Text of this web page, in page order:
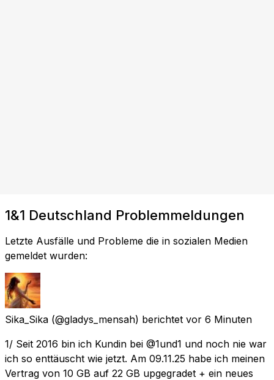
1&1 Deutschland Problemmeldungen
Letzte Ausfälle und Probleme die in sozialen Medien
gemeldet wurden:
Sika_Sika (@gladys_mensah) berichtet vor 6 Minuten
1/ Seit 2016 bin ich Kundin bei @1und1 und noch nie war
ich so enttäuscht wie jetzt. Am 09.11.25 habe ich meinen
Vertrag von 10 GB auf 22 GB upgegradet + ein neues